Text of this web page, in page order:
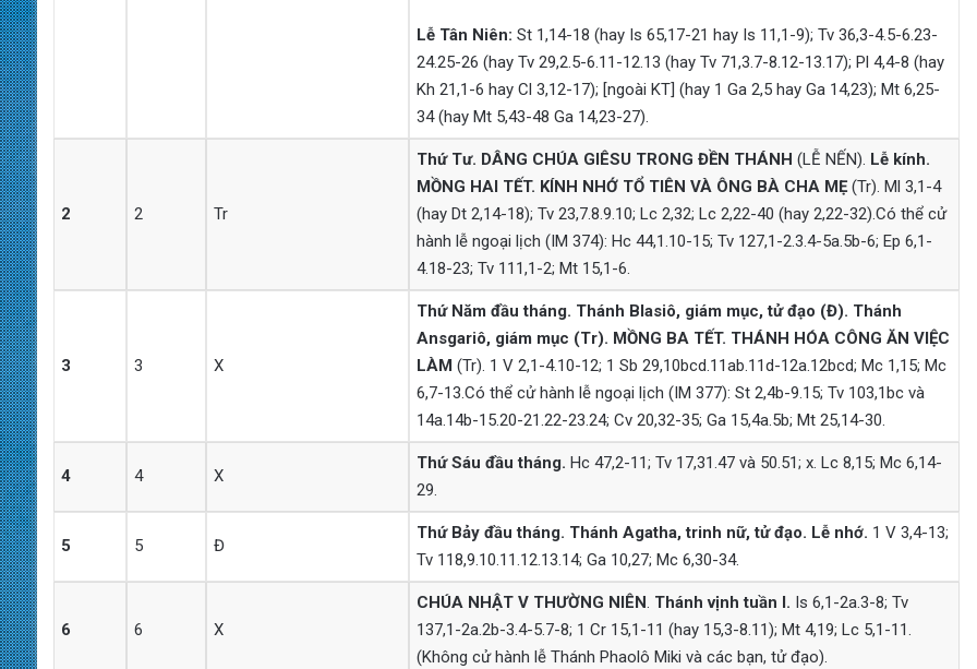
Lễ Tân Niên: St 1,14-18 (hay Is 65,17-21 hay Is 11,1-9); Tv 36,3-4.5-6.23-
24.25-26 (hay Tv 29,2.5-6.11-12.13 (hay Tv 71,3.7-8.12-13.17); Pl 4,4-8 (hay
Kh 21,1-6 hay Cl 3,12-17); [ngoài KT] (hay 1 Ga 2,5 hay Ga 14,23); Mt 6,25-
34 (hay Mt 5,43-48 Ga 14,23-27).
2 2 Tr
Thứ Tư. DÂNG CHÚA GIÊSU TRONG ĐỀN THÁNH (LỄ NẾN). Lễ kính.
MỒNG HAI TẾT. KÍNH NHỚ TỔ TIÊN VÀ ÔNG BÀ CHA MẸ(Tr). Ml 3,1-4
(hay Dt 2,14-18); Tv 23,7.8.9.10; Lc 2,32; Lc 2,22-40 (hay 2,22-32).Có thể cử
hành lễ ngoại lịch (IM 374): Hc 44,1.10-15; Tv 127,1-2.3.4-5a.5b-6; Ep 6,1-
4.18-23; Tv 111,1-2; Mt 15,1-6.
3 3 X
Thứ Năm đầu tháng. Thánh Blasiô, giám mục, tử đạo (Đ). Thánh
Ansgariô, giám mục (Tr). MỒNG BA TẾT. THÁNH HÓA CÔNG ĂN VIỆC
LÀM (Tr). 1 V 2,1-4.10-12; 1 Sb 29,10bcd.11ab.11d-12a.12bcd; Mc 1,15; Mc
6,7-13.Có thể cử hành lễ ngoại lịch (IM 377): St 2,4b-9.15; Tv 103,1bc và
14a.14b-15.20-21.22-23.24; Cv 20,32-35; Ga 15,4a.5b; Mt 25,14-30.
4 4 X
Thứ Sáu đầu tháng. Hc 47,2-11; Tv 17,31.47 và 50.51; x. Lc 8,15; Mc 6,14-
29.
5 5 Đ
Thứ Bảy đầu tháng. Thánh Agatha, trinh nữ, tử đạo. Lễ nhớ. 1 V 3,4-13;
Tv 118,9.10.11.12.13.14; Ga 10,27; Mc 6,30-34.
6 6 X
CHÚA NHẬT V THƯỜNG NIÊN. Thánh vịnh tuần I. Is 6,1-2a.3-8; Tv
137,1-2a.2b-3.4-5.7-8; 1 Cr 15,1-11 (hay 15,3-8.11); Mt 4,19; Lc 5,1-11.
(Không cử hành lễ Thánh Phaolô Miki và các bạn, tử đạo).